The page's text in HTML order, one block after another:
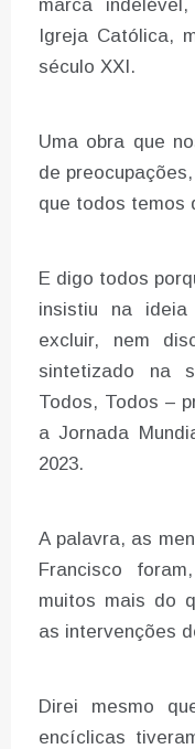
marca
Igreja Católica,
século XXI.
Uma obra que
de
que todos temos
E digo todos
insistiu na
excluir, nem
sintetizado na
Todos, Todos –
a Jornada
2023.
A palavra, as
Francisco
muitos mais do
as intervenções
Direi mesmo
encíclicas